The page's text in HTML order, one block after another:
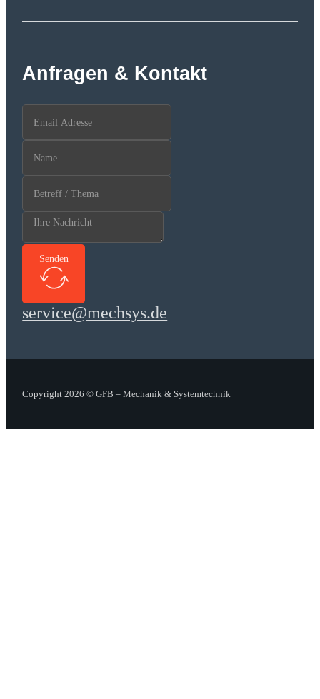
Anfragen & Kontakt
Senden
service@mechsys.de
Copyright 2026 © GFB – Mechanik & Systemtechnik